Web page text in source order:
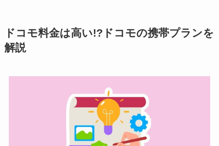
ドコモ料金は高い!?ドコモの携帯プランを
解説